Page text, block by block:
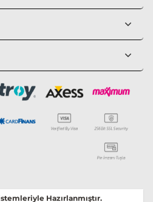
Hazırlanmıştır.